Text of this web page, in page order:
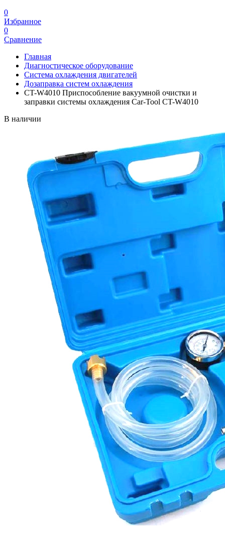
0
Избранное
0
Сравнение
Главная
Диагностическое оборудование
Система охлаждения двигателей
Дозаправка систем охлаждения
CT-W4010 Приспособление вакуумной очистки и
заправки системы охлаждения Car-Tool CT-W4010
В наличии